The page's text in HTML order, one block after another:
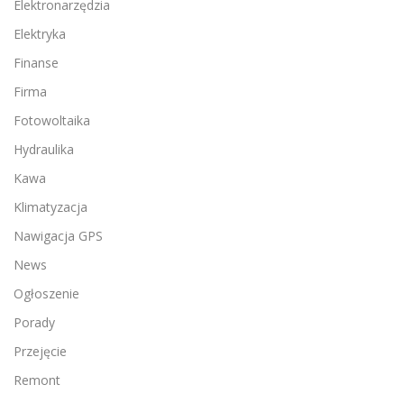
Elektronarzędzia
Elektryka
Finanse
Firma
Fotowoltaika
Hydraulika
Kawa
Klimatyzacja
Nawigacja GPS
News
Ogłoszenie
Porady
Przejęcie
Remont